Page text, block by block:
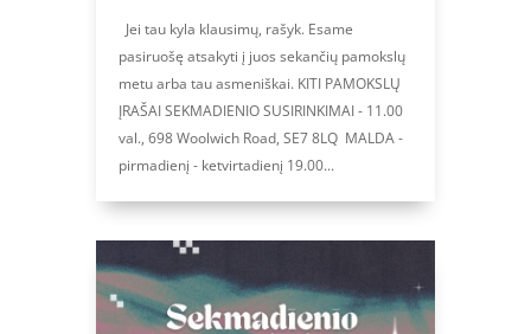
Jei tau kyla klausimų, rašyk. Esame
pasiruošę atsakyti į juos sekančių pamokslų
metu arba tau asmeniškai. KITI PAMOKSLŲ
ĮRAŠAI SEKMADIENIO SUSIRINKIMAI - 11.00
val., 698 Woolwich Road, SE7 8LQ MALDA -
pirmadienį - ketvirtadienį 19.00...